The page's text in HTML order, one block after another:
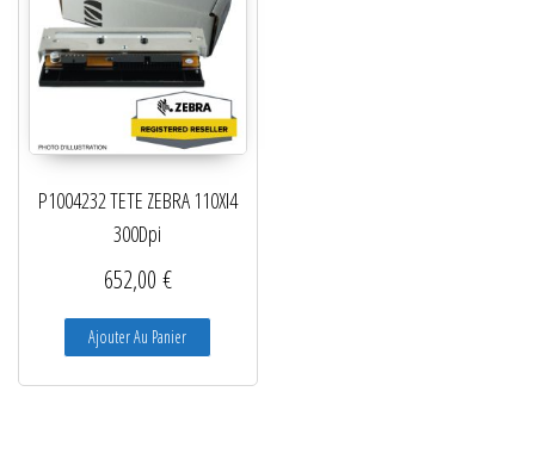
P1004232 TETE ZEBRA 110XI4
300Dpi
652,00 €
Ajouter Au Panier